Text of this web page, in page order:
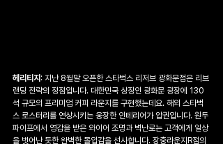
헤리티지: 지난 8월말 오픈한 스타벅스 리저브 광화문점은 리브
랜딩 전략의 정점입니다. 대한민국 상징인 광화문 광장에 130
석 규모의 프리미엄 커피 라운지를 구현했는데요. 해외 스타벅
스 로스터리를 연상시키는 웅장한 인테리어가 압권입니다. 원두
파이프에서 영감을 받은 와이어 조명과 벽난로는 고객에게 일상
을 벗어난 듯한 완벽한 몰입감을 선사합니다. 장충라운지R점의